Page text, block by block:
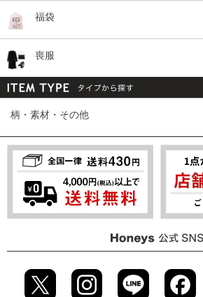
福袋
喪服
柄・素材・その他